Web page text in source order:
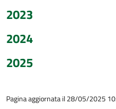
2023
2024
2025
Pagina aggiornata il 28/05/2025